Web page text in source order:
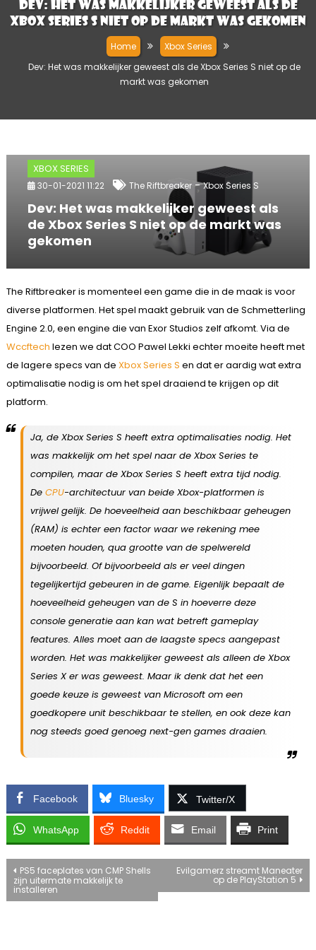
Dev: Het was makkelijker geweest als de
Xbox Series S niet op de markt was gekomen
Home
Xbox Series
Dev: Het was makkelijker geweest als de Xbox Series S niet op de
markt was gekomen
XBOX SERIES
30-01-2021 11:22 The Riftbreaker-Xbox Series S
Dev: Het was makkelijker geweest als
de Xbox Series S niet op de markt was
gekomen
The Riftbreaker is momenteel een game die in de maak is voor
diverse platformen. Het spel maakt gebruik van de Schmetterling
Engine 2.0, een engine die van Exor Studios zelf afkomt. Via de
Wccftech lezen we dat COO Pawel Lekki echter moeite heeft met
de lagere specs van de Xbox Series S en dat er aardig wat extra
optimalisatie nodig is om het spel draaiend te krijgen op dit
platform.
Ja, de Xbox Series S heeft extra optimalisaties nodig. Het
was makkelijk om het spel naar de Xbox Series te
compilen, maar de Xbox Series S heeft extra tijd nodig.
De CPU-architectuur van beide Xbox-platformen is
vrijwel gelijk. De hoeveelheid aan beschikbaar geheugen
(RAM) is echter een factor waar we rekening mee
moeten houden, qua grootte van de spelwereld
bijvoorbeeld. Of bijvoorbeeld als er veel dingen
tegelijkertijd gebeuren in de game. Eigenlijk bepaalt de
hoeveelheid geheugen van de S in hoeverre deze
console generatie aan kan wat betreft gameplay
features. Alles moet aan de laagste specs aangepast
worden. Het was makkelijker geweest als alleen de Xbox
Series X er was geweest. Maar ik denk dat het een
goede keuze is geweest van Microsoft om een
goedkopere unit beschikbaar te stellen, en ook deze kan
nog steeds goed genoeg next-gen games draaien.
Facebook Bluesky Twitter/X
WhatsApp Reddit Email Print
Bericht
navigatie
PS5 faceplates van CMP Shells
zijn uitermate makkelijk te
installeren
Evilgamerz streamt Maneater
op de PlayStation 5